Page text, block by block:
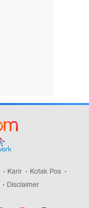
Karir
Kotak Pos
Disclaimer